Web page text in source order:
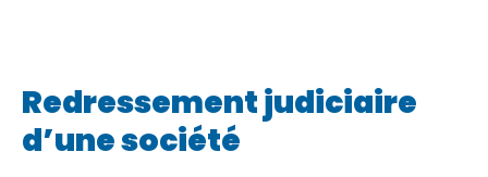
Redressement judiciaire
d’une société